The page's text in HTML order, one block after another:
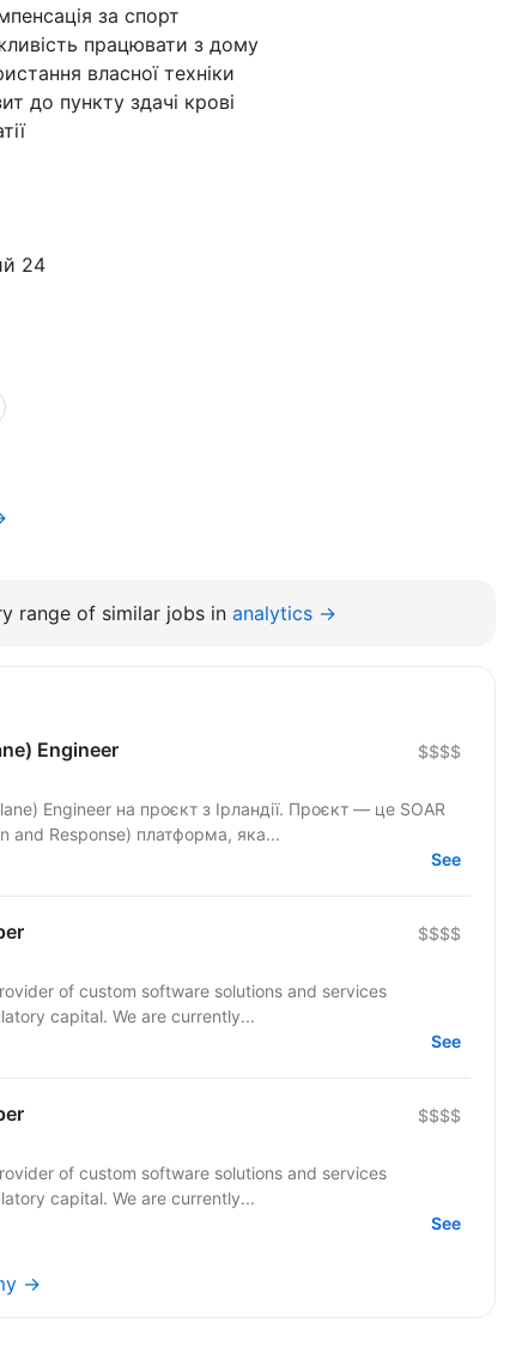
за спорт
працювати з дому
власної техніки
до пункту здачі крові
24
range of similar jobs in analytics →
Engineer $$$$
Engineer на проєкт з Ірландії. Проєкт — це SOAR
and Response) платформа, яка...
See
$$$$
of custom software solutions and services
capital. We are currently...
See
$$$$
of custom software solutions and services
capital. We are currently...
See
→